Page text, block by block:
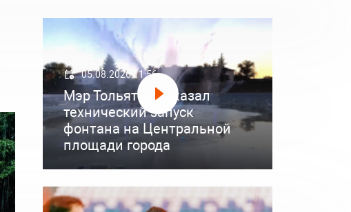
05.08.2026 11:56
Мэр Тольятти показал
технический запуск
фонтана на Центральной
площади города